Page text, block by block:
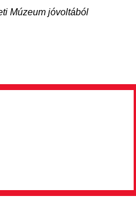
Múzeum jóvoltából